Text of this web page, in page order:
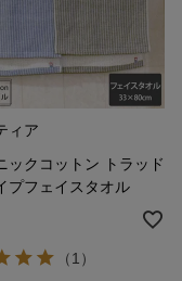
ィア
ックコットン トラッド
プフェイスタオル
（1）